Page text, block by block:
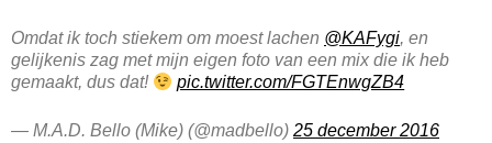
Omdat ik toch stiekem om moest lachen @KAFygi, en
gelijkenis zag met mijn eigen foto van een mix die ik heb
gemaakt, dus dat!
pic.twitter.com/FGTEnwgZB4
— M.A.D. Bello (Mike) (@madbello) 25 december 2016